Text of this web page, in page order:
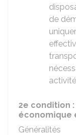
de
2e condition
économique
Généralités